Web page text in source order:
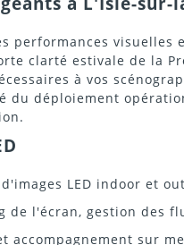
performances
clarté estivale de la
à vos
déploiement
LED indoor et
de l'écran, gestion des
accompagnement sur